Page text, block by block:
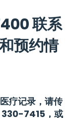
联系
预约情
疗记录，请传
7415，或